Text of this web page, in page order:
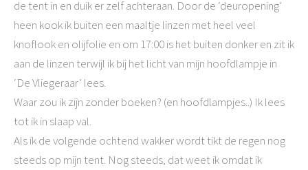
de tent in en duik er zelf achteraan. Door de ‘deuropening’
heen kook ik buiten een maaltje linzen met heel veel
knoflook en olijfolie en om 17:00 is het buiten donker en zit ik
aan de linzen terwijl ik bij het licht van mijn hoofdlampje in
‘De Vliegeraar’ lees.
Waar zou ik zijn zonder boeken? (en hoofdlampjes..) Ik lees
tot ik in slaap val.
Als ik de volgende ochtend wakker wordt tikt de regen nog
steeds op mijn tent. Nog steeds, dat weet ik omdat ik